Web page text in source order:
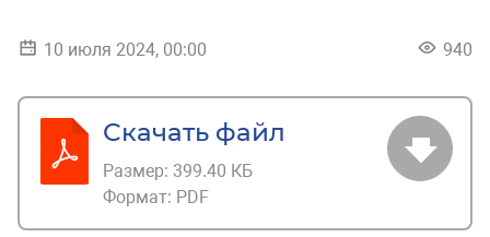
10 июля 2024, 00:00 940
Скачать файл
Размер: 399.40 КБ
Формат: PDF